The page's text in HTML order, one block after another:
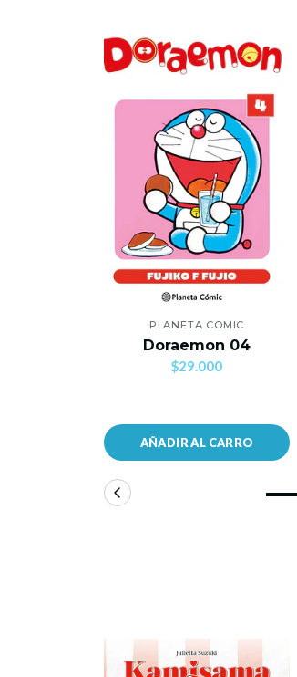
PLANETA COMIC
Doraemon 04
$29.000
AÑADIR AL CARRO